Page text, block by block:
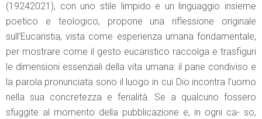
(19242021), con uno stile limpido e un linguaggio insieme
poetico e teologico, propone una riflessione originale
sull’Eucaristia, vista come esperienza umana fondamentale,
per mostrare come il gesto eucaristico raccolga e trasfiguri
le dimensioni essenziali della vita umana: il pane condiviso e
la parola pronunciata sono il luogo in cui Dio incontra l’uomo
nella sua concretezza e ferialità. Se a qualcuno fossero
sfuggite al momento della pubblicazione e, in ogni ca- so,